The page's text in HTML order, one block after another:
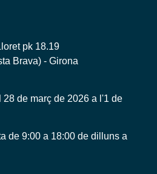
pk 18.19
Brava) - Girona
de març de 2026 a l'1 de
de 9:00 a 18:00 de dilluns a